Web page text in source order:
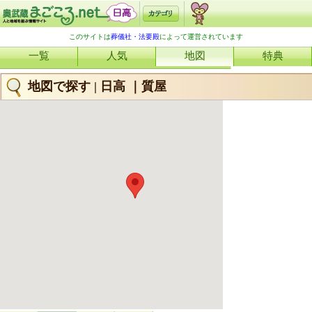
このサイトは葬儀社・法要殿によって運営されています
一覧 人気 地図 特典
地図で探す | 日高 ｜質屋